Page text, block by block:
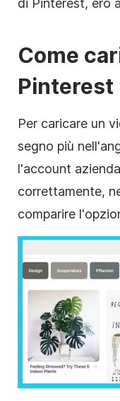
Come
Pinterest
Per caricare un
segno più
l'account
correttamente,
comparire